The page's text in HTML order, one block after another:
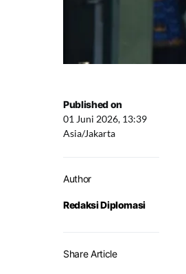
Published on
01 Juni 2026, 13:39
Asia/Jakarta
Author
Redaksi Diplomasi
Share Article